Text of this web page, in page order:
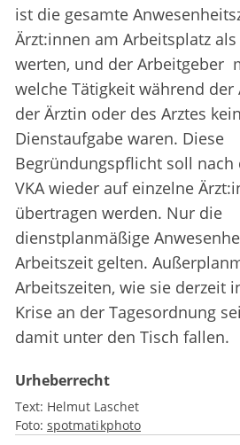
ist die gesamte
Ärzt:innen am Arbeitsplatz
werten, und der Arbeitgeber
welche Tätigkeit während der
der Ärztin oder des Arztes
Dienstaufgabe waren. Diese
Begründungspflicht soll
VKA wieder auf einzelne
übertragen werden. Nur die
dienstplanmäßige
Arbeitszeit gelten.
Arbeitszeiten, wie sie derzeit
Krise an der Tagesordnung
damit unter den Tisch fallen.
Urheberrecht
Text: Helmut Laschet
Foto: spotmatikphoto